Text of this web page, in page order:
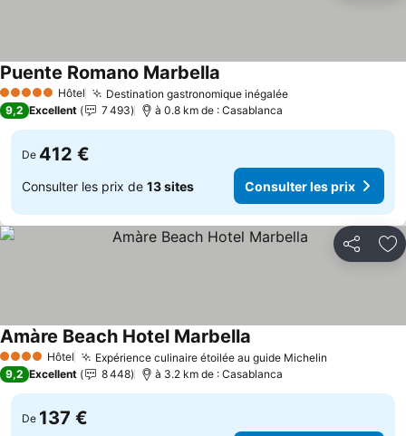
5 Étoiles Hôtel Destination gastronomique inégalée
Puente Romano Marbella
9,2 Excellent 7 493 à 0.8 km de : Casablanca
De 412 €
Consulter les prix de 13 sites Consulter les prix
Partager
4 Étoiles Hôtel Expérience culinaire étoilée au guide Michelin
Amàre Beach Hotel Marbella
9,2 Excellent 8 448 à 3.2 km de : Casablanca
De 137 €